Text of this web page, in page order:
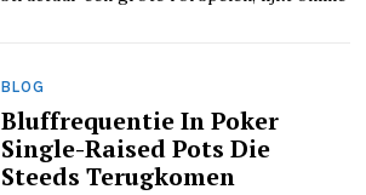
BLOG
Bluffrequentie In Poker
Single-Raised Pots Die
Steeds Terugkomen